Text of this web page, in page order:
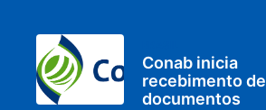
Conab inicia
recebimento de
documentos